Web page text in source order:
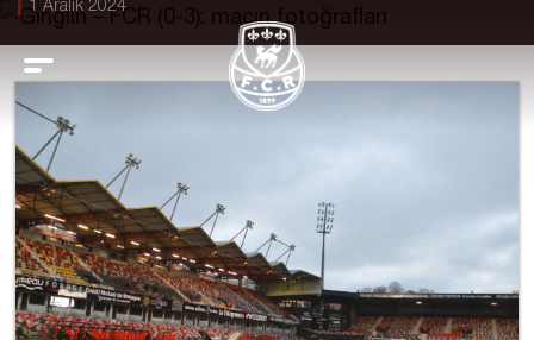
1 Aralık 2024